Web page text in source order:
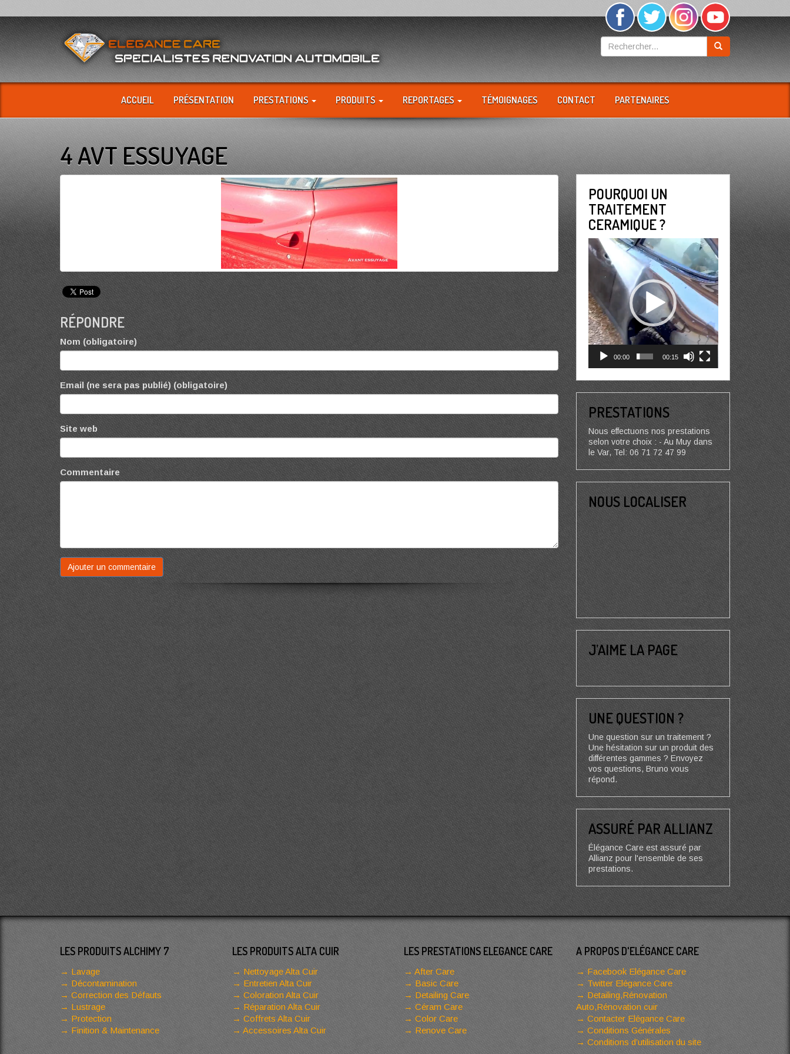
ACCUEIL PRÉSENTATION PRESTATIONS PRODUITS REPORTAGES TÉMOIGNAGES CONTACT PARTENAIRES
4 AVT ESSUYAGE
RÉPONDRE
Nom (obligatoire)
Email (ne sera pas publié) (obligatoire)
Site web
Commentaire
POURQUOI UN
TRAITEMENT
CERAMIQUE ?
Lecteur
vidéo
00:00 00:15
PRESTATIONS
Nous effectuons nos prestations
selon votre choix : - Au Muy dans
le Var, Tel: 06 71 72 47 99
NOUS LOCALISER
J’AIME LA PAGE
UNE QUESTION ?
Une question sur un traitement ?
Une hésitation sur un produit des
différentes gammes ? Envoyez
vos questions, Bruno vous
répond.
ASSURÉ PAR ALLIANZ
Élégance Care est assuré par
Allianz pour l'ensemble de ses
prestations.
LES PRODUITS ALCHIMY 7
Lavage
Décontamination
Correction des Défauts
Lustrage
Protection
Finition & Maintenance
LES PRODUITS ALTA CUIR
Nettoyage Alta Cuir
Entretien Alta Cuir
Coloration Alta Cuir
Réparation Alta Cuir
Coffrets Alta Cuir
Accessoires Alta Cuir
LES PRESTATIONS ELEGANCE CARE
After Care
Basic Care
Detailing Care
Céram Care
Color Care
Renove Care
A PROPOS D'ELÉGANCE CARE
Facebook Elégance Care
Twitter Elégance Care
Detailing,Rénovation
Auto,Rénovation cuir
Contacter Elégance Care
Conditions Générales
Conditions d’utilisation du site